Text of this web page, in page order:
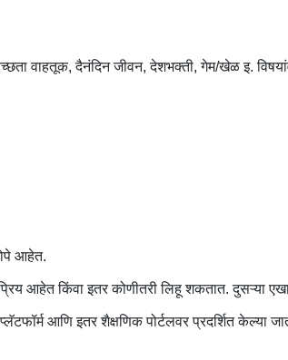
वाहतूक, दैनंदिन जीवन, देशभक्ती, गेम/खेळ इ.
आहेत.
आहेत किंवा इतर कोणीतरी लिहू शकतात. दुसऱ्या
इतर शैक्षणिक पोर्टलवर प्रदर्शित केल्या